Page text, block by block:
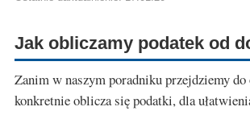
Jak obliczamy podatek od
Zanim w naszym poradniku przejdziemy
konkretnie oblicza się podatki, dla